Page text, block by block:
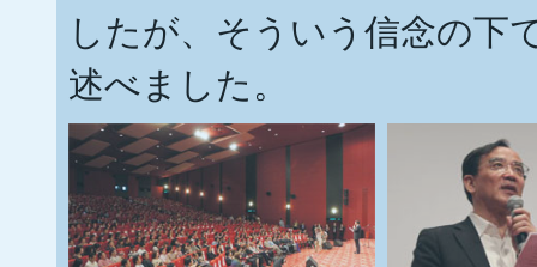
したが、そういう信念の下
述べました。